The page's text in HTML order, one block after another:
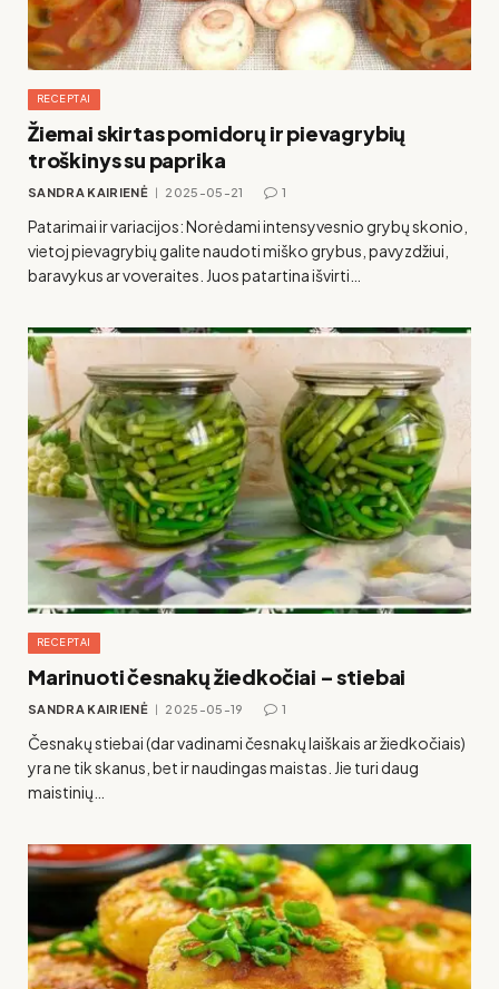
RECEPTAI
Žiemai skirtas pomidorų ir pievagrybių
troškinys su paprika
SANDRA KAIRIENĖ 2025-05-21 1
Patarimai ir variacijos: Norėdami intensyvesnio grybų skonio,
vietoj pievagrybių galite naudoti miško grybus, pavyzdžiui,
baravykus ar voveraites. Juos patartina išvirti…
RECEPTAI
Marinuoti česnakų žiedkočiai – stiebai
SANDRA KAIRIENĖ 2025-05-19 1
Česnakų stiebai (dar vadinami česnakų laiškais ar žiedkočiais)
yra ne tik skanus, bet ir naudingas maistas. Jie turi daug
maistinių…